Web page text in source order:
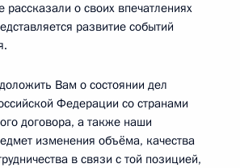
о своих впечатлениях
развитие событий
Вам о состоянии дел
Федерации со странами
договора, а также наши
изменения объёма, качества
в связи с той позицией,